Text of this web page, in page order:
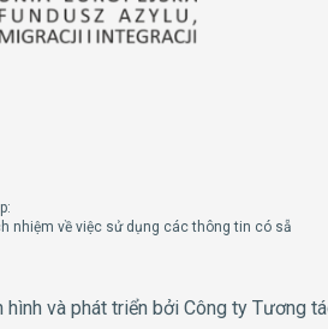
nhiệm về việc sử dụng các thông tin có sẵ
hình và phát triển bởi Công ty Tương